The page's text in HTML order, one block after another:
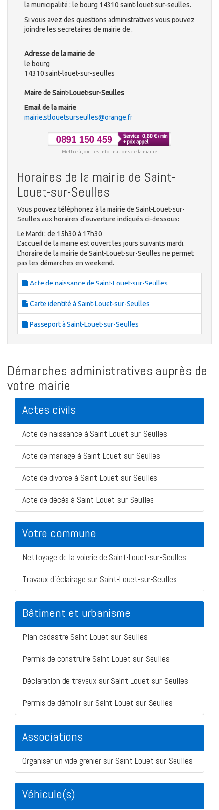
la municipalité : le bourg 14310 saint-louet-sur-seulles.
Si vous avez des questions administratives vous pouvez
joindre les secretaires de mairie de .
Adresse de la mairie de
le bourg
14310 saint-louet-sur-seulles
Maire de Saint-Louet-sur-Seulles
Email de la mairie
mairie.stlouetsurseulles@orange.fr
Mettre à jour les informations de la mairie
Horaires de la mairie de Saint-
Louet-sur-Seulles
Vous pouvez téléphonez à la mairie de Saint-Louet-sur-
Seulles aux horaires d'ouverture indiqués ci-dessous:
Le Mardi : de 15h30 à 17h30
L'accueil de la mairie est ouvert les jours suivants mardi.
L'horaire de la mairie de Saint-Louet-sur-Seulles ne permet
pas les démarches en weekend.
Acte de naissance de Saint-Louet-sur-Seulles
Carte identité à Saint-Louet-sur-Seulles
Passeport à Saint-Louet-sur-Seulles
Démarches administratives auprès de
votre mairie
Actes civils
Acte de naissance à Saint-Louet-sur-Seulles
Acte de mariage à Saint-Louet-sur-Seulles
Acte de divorce à Saint-Louet-sur-Seulles
Acte de décès à Saint-Louet-sur-Seulles
Votre commune
Nettoyage de la voierie de Saint-Louet-sur-Seulles
Travaux d'éclairage sur Saint-Louet-sur-Seulles
Bâtiment et urbanisme
Plan cadastre Saint-Louet-sur-Seulles
Permis de construire Saint-Louet-sur-Seulles
Déclaration de travaux sur Saint-Louet-sur-Seulles
Permis de démolir sur Saint-Louet-sur-Seulles
Associations
Organiser un vide grenier sur Saint-Louet-sur-Seulles
Véhicule(s)